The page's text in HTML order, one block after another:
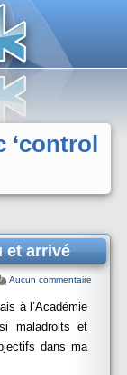
‘control
et arrivé
Aucun commentaire
à l’Académie
maladroits et
dans ma